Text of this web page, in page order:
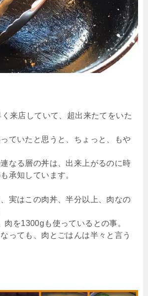
来店していて、超出来たてをいた
ていたと思うと、ちょっと、もや
なる層の丼は、出来上がるのに時
承知しています。
実はこの肉丼、半分以上、肉なの
肉を1300gも使っているとの事。
っても、肉とごはんは半々と言う